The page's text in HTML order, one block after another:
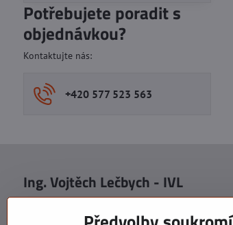
Potřebujete poradit s
objednávkou?
Kontaktujte nás:
+420 577 523 563
Ing. Vojtěch Lečbych - IVL
DIČ: CZ5602130809